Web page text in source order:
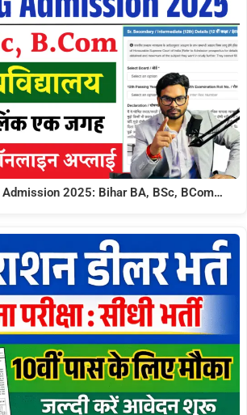
Admission 2025: Bihar BA, BSc, BCom…